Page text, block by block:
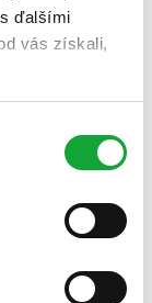
ďalšími
vás získali,